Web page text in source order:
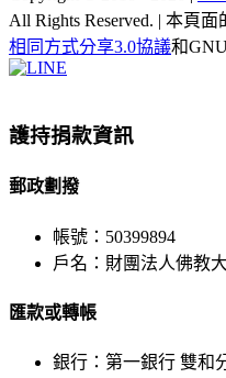
All Rights Reserved. | 本頁
相同方式分享3.0協議和
Facebook
X
WeChat
YouTube
LINE
Bar
Area
護持捐款資訊
郵政劃撥
帳號：50399894
戶名：財團法人佛教
匯款或轉帳
銀行：第一銀行 雙和